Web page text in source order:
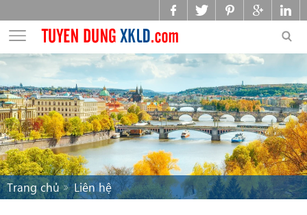
Trang chủ Liên hệ